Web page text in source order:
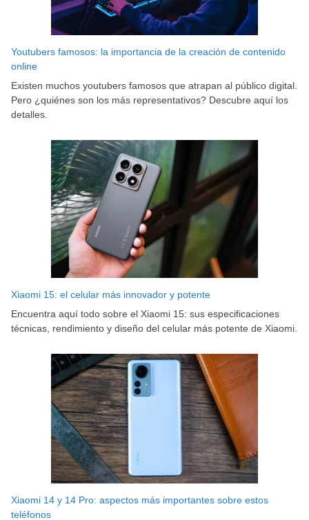
Youtubers famosos: la importancia de la creación de contenido
online
Existen muchos youtubers famosos que atrapan al público digital.
Pero ¿quiénes son los más representativos? Descubre aquí los
detalles.
Xiaomi 15: el celular más innovador y potente
Encuentra aquí todo sobre el Xiaomi 15: sus especificaciones
técnicas, rendimiento y diseño del celular más potente de Xiaomi.
Xiaomi 14 y 14 Pro: aspectos más importantes sobre estos
teléfonos